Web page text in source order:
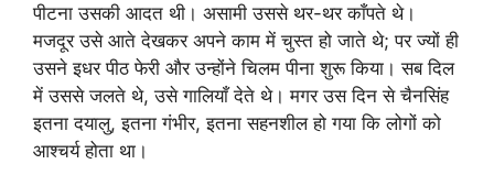
पीटना उसकी आदत थी। असामी उससे थर-थर काँपते थे।
मजदूर उसे आते देखकर अपने काम में चुस्त हो जाते थे; पर ज्यों ही
उसने इधर पीठ फेरी और उन्होंने चिलम पीना शुरू किया। सब दिल
में उससे जलते थे, उसे गालियाँ देते थे। मगर उस दिन से चैनसिंह
इतना दयालु, इतना गंभीर, इतना सहनशील हो गया कि लोगों को
आश्चर्य होता था।